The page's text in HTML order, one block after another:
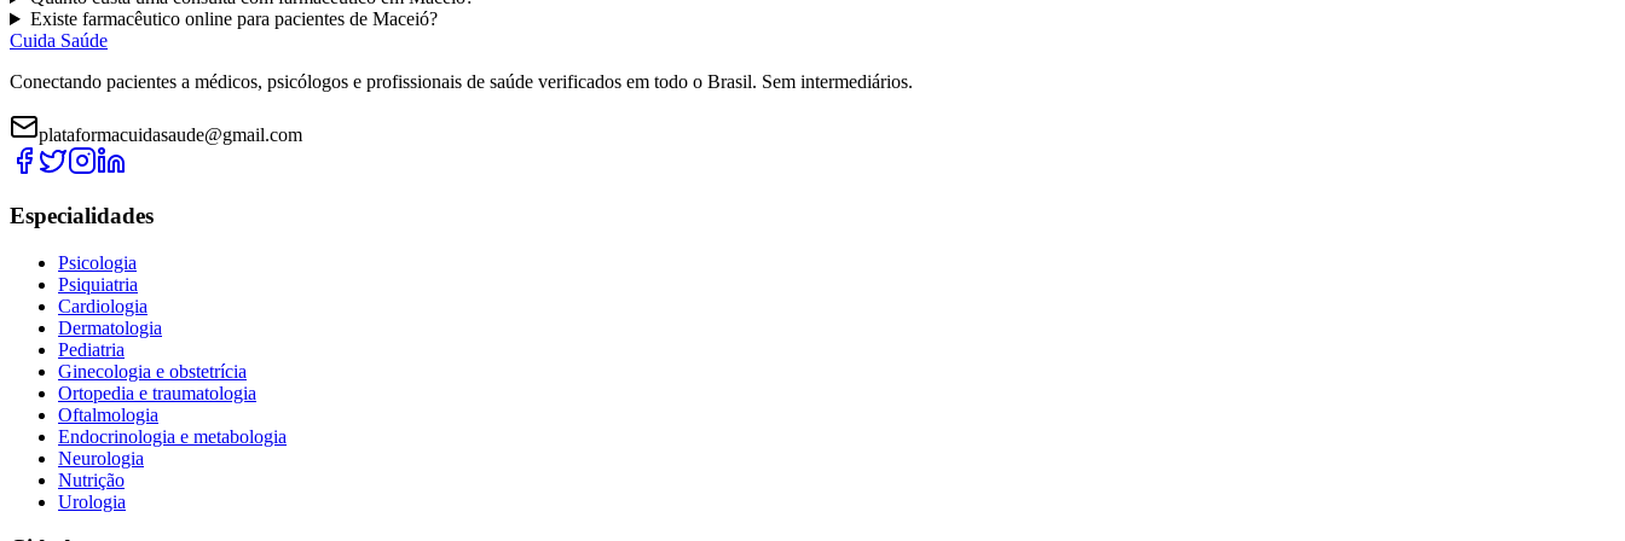
Existe farmacêuticoonline para pacientes de Maceió?
Cuida Saúde
Conectando pacientes a médicos, psicólogos e profissionais de saúde verificados em todo o Brasil. Sem intermediários.
plataformacuidasaude@gmail.com
Especialidades
Psicologia
Psiquiatria
Cardiologia
Dermatologia
Pediatria
Ginecologia e obstetrícia
Ortopedia e traumatologia
Oftalmologia
Endocrinologia e metabologia
Neurologia
Nutrição
Urologia